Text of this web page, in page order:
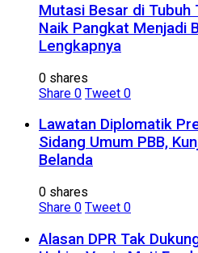
Mutasi Besar di Tubuh
Naik Pangkat Menjadi
Lengkapnya
0 shares
Share 0 Tweet 0
Lawatan Diplomatik
Sidang Umum PBB,
Belanda
0 shares
Share 0 Tweet 0
Alasan DPR Tak